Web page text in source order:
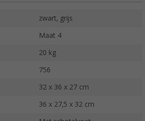
zwart, grijs
Maat 4
20 kg
756
32 x 36 x 27 cm
36 x 27,5 x 32 cm